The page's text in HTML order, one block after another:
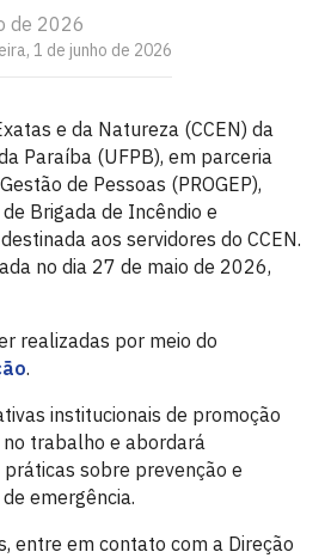
de 2026
1 de junho de 2026
e da Natureza (CCEN) da
Paraíba (UFPB), em parceria
de Pessoas (PROGEP),
Brigada de Incêndio e
aos servidores do CCEN.
no dia 27 de maio de 2026,
realizadas por meio do
.
institucionais de promoção
trabalho e abordará
sobre prevenção e
emergência.
entre em contato com a Direção